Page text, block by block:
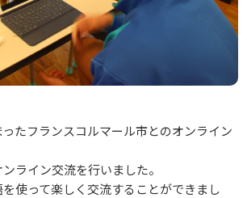
たフランスコルマール市とのオンライン
ライン交流を行いました。
使って楽しく交流することができまし